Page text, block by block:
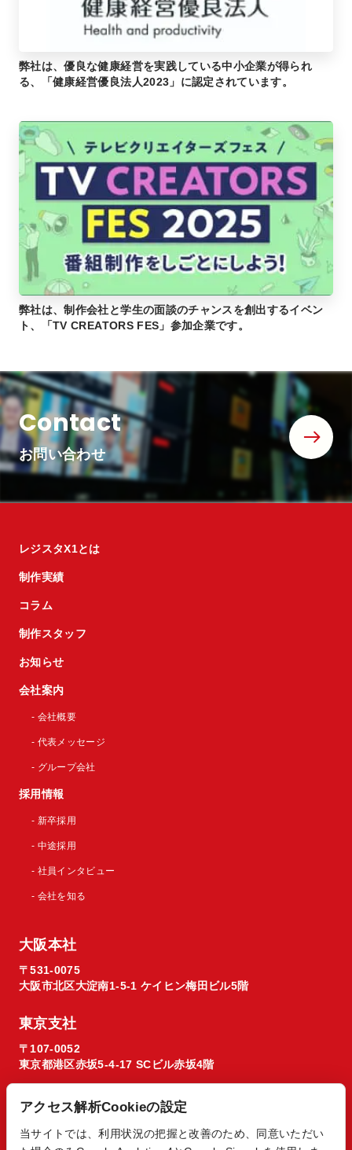
弊社は、優良な健康経営を実践している中小企業が得られ
る、「健康経営優良法人2023」に認定されています。
弊社は、制作会社と学生の面談のチャンスを創出するイベン
ト、「TV CREATORS FES」参加企業です。
Contact
お問い合わせ
レジスタX1とは
制作実績
コラム
制作スタッフ
お知らせ
会社案内
- 会社概要
- 代表メッセージ
- グループ会社
採用情報
- 新卒採用
- 中途採用
- 社員インタビュー
- 会社を知る
大阪本社
〒531-0075
大阪市北区大淀南1-5-1 ケイヒン梅田ビル5階
東京支社
〒107-0052
東京都港区赤坂5-4-17 SCビル赤坂4階
アクセス解析Cookieの設定
当サイトでは、利用状況の把握と改善のため、同意いただい